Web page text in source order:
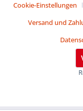
Cookie-Einstellungen
Versand und